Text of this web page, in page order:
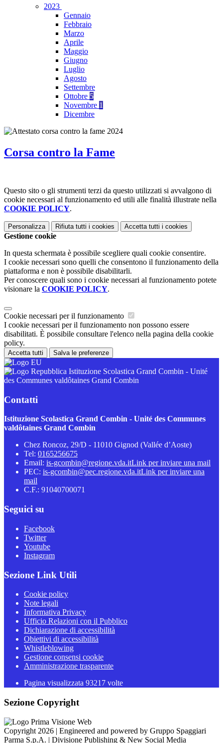
2023
Gennaio
Febbraio
Marzo
Aprile
Maggio
Giugno
Luglio
Agosto
Settembre
Ottobre 5
Novembre 1
Dicembre
Corsa contro la Fame
Questo sito o gli strumenti terzi da questo utilizzati si avvalgono di
cookie necessari al funzionamento ed utili alle finalità illustrate nella
COOKIE POLICY.
Personalizza Rifiuta tutti i cookies Accetta tutti i cookies
Gestione cookie
In questa schermata è possibile scegliere quali cookie consentire.
I cookie necessari sono quelli che consentono il funzionamento della
piattaforma e non è possibile disabilitarli.
Per conoscere quali sono i cookie necessari al funzionamento potete
visionare la COOKIE POLICY.
Cookie necessari per il funzionamento
I cookie necessari per il funzionamento non possono essere
disabilitati. È possibile consultare l'elenco nella pagina della cookie
policy.
Accetta tutti Salva le preferenze
Istituzione Scolastica Grand Combin - Unité
des Communes valdôtaines Grand Combin
Contatti
Istituzione Scolastica Grand Combin - Unité des Communes
valdôtaines Grand Combin
Chez Roncoz, 29/D - 11010 Gignod (Vallée d’Aoste)
Tel: 0165256675
Email: is-gcombin@regione.vda.itLink per inviare una mail
PEC: is-gcombin@pec.regione.vda.itLink per inviare una
mail
C.F.: 91040700071
Seguici su
Facebook
Twitter
Youtube
Instagram
Sezione Link Utili
Cookie policy
Note legali
Informativa Privacy
Ufficio Relazioni con il Pubblico
Dichiarazione di accessibilità
Obiettivi di accessibilità
Whistleblowing
Gestione consensi cookie
Amministrazione trasparente
Pagina visualizzata 93217 volte
Sezione Copyright
Copyright 2026 | Engineered and powered by Gruppo Spaggiari
Parma S.p.A. | Divisione Publishing & New Social Media